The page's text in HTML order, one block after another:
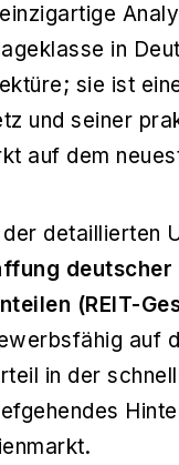
in
sie ist
und seiner
auf dem
detaillierten
(REIT-
auf
in der